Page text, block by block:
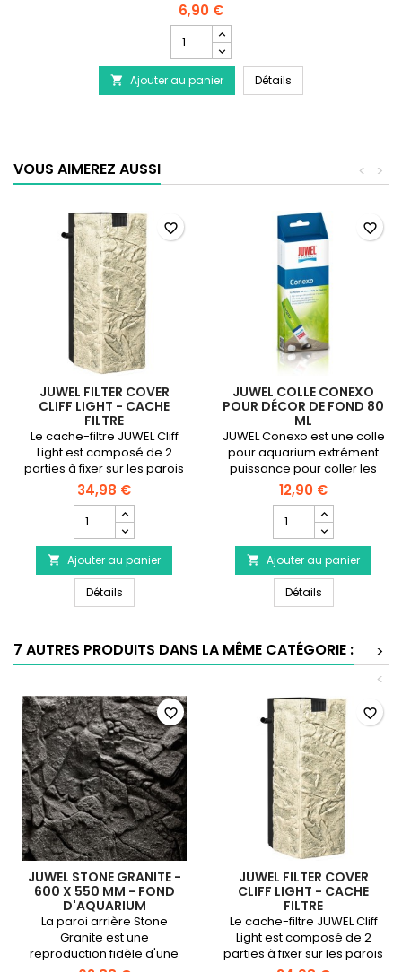
6,90 €
quantité
du
produit
AQUA
 Ajouter au panier Détails
VOUS AIMEREZ AUSSI >
<
JUWEL FILTER COVER
CLIFF LIGHT - CACHE
FILTRE
Le cache-filtre JUWEL Cliff
Light est composé de 2
parties à fixer sur les parois
de votre filtre intérieur
JUWEL pour le cacher de
façon simple et décorative.
34,98 €
quantité
du
produit
JUWEL
Filter
Cover
Light
-
 Ajouter au panier
DétailsJUWEL Filter Cover Cliff Light - Cache filtre
favorite_border
JUWEL COLLE CONEXO
POUR DÉCOR DE FOND 80
ML
JUWEL Conexo est une colle
pour aquarium extrément
puissance pour coller les
plastiques sur du verre.
12,90 €
quantité
du
produit
JUWEL
Colle
Conexo
décor
de
ml
 Ajouter au panier
DétailsJUWEL Colle
favorite_border
7 AUTRES PRODUITS DANS LA MÊME CATÉGORIE :
>
<
JUWEL STONE GRANITE -
600 X 550 MM - FOND
D'AQUARIUM
La paroi arrière Stone
Granite est une
reproduction fidèle d'une
favorite_border
JUWEL FILTER COVER
CLIFF LIGHT - CACHE
FILTRE
Le cache-filtre JUWEL Cliff
Light est composé de 2
parties à fixer sur les parois
favorite_border